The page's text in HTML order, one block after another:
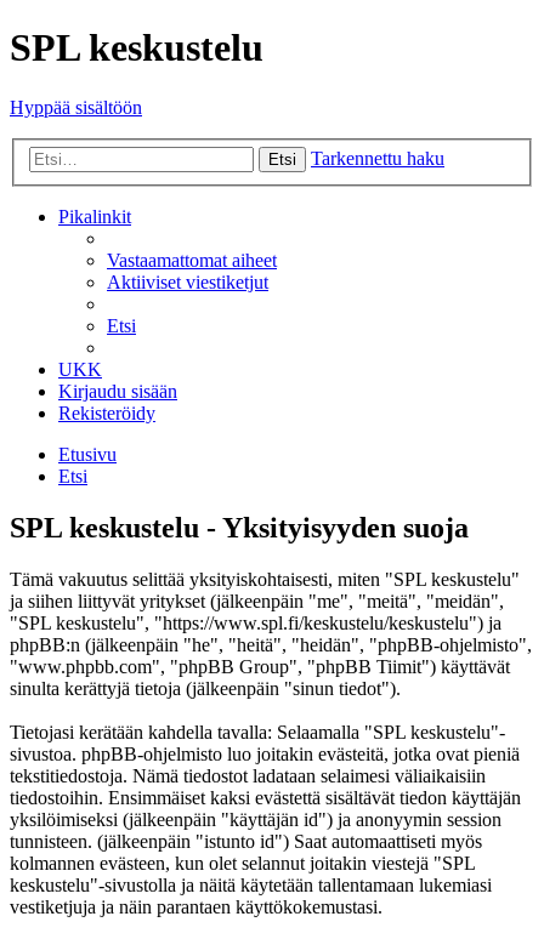
SPL keskustelu
Hyppää sisältöön
Etsi Tarkennettu haku
Pikalinkit
Vastaamattomat aiheet
Aktiiviset viestiketjut
Etsi
UKK
Kirjaudu sisään
Rekisteröidy
Etusivu
Etsi
SPL keskustelu - Yksityisyyden suoja
Tämä vakuutus selittää yksityiskohtaisesti, miten "SPL keskustelu"
ja siihen liittyvät yritykset (jälkeenpäin "me", "meitä", "meidän",
"SPL keskustelu", "https://www.spl.fi/keskustelu/keskustelu") ja
phpBB:n (jälkeenpäin "he", "heitä", "heidän", "phpBB-ohjelmisto",
"www.phpbb.com", "phpBB Group", "phpBB Tiimit") käyttävät
sinulta kerättyjä tietoja (jälkeenpäin "sinun tiedot").
Tietojasi kerätään kahdella tavalla: Selaamalla "SPL keskustelu"-
sivustoa. phpBB-ohjelmisto luo joitakin evästeitä, jotka ovat pieniä
tekstitiedostoja. Nämä tiedostot ladataan selaimesi väliaikaisiin
tiedostoihin. Ensimmäiset kaksi evästettä sisältävät tiedon käyttäjän
yksilöimiseksi (jälkeenpäin "käyttäjän id") ja anonyymin session
tunnisteen. (jälkeenpäin "istunto id") Saat automaattiseti myös
kolmannen evästeen, kun olet selannut joitakin viestejä "SPL
keskustelu"-sivustolla ja näitä käytetään tallentamaan lukemiasi
vestiketjuja ja näin parantaen käyttökokemustasi.